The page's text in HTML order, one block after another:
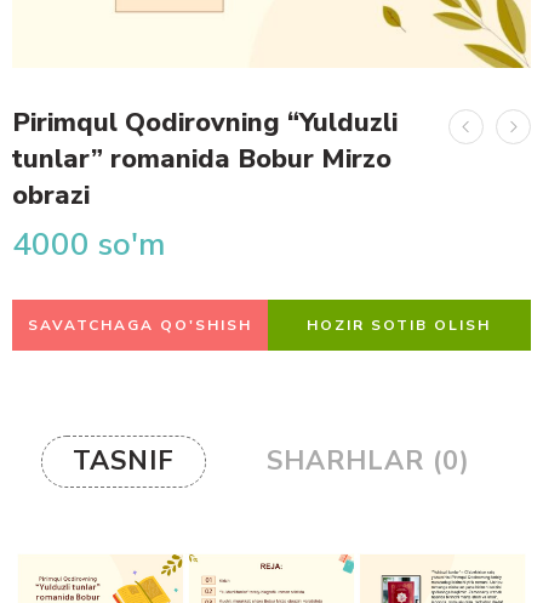
Pirimqul Qodirovning “Yulduzli
tunlar” romanida Bobur Mirzo
obrazi
4000 so'm
SAVATCHAGA QO'SHISH HOZIR SOTIB OLISH
TASNIF SHARHLAR (0)